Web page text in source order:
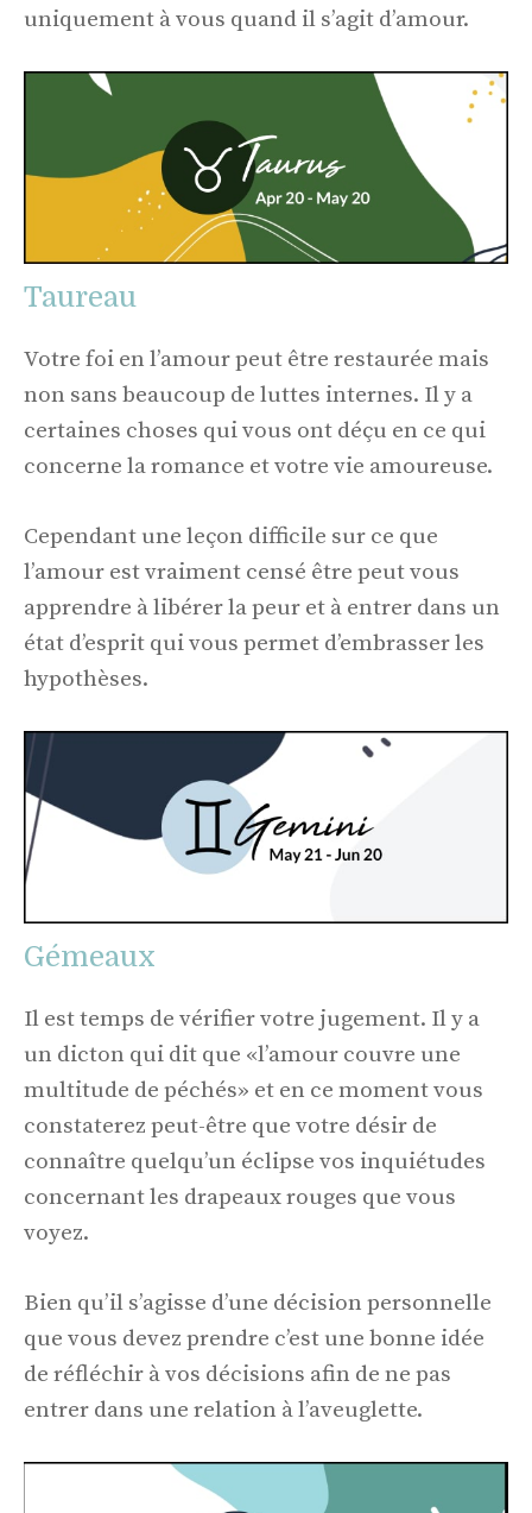
uniquement à vous quand il s’agit d’amour.
Taureau
Votre foi en l’amour peut être restaurée mais
non sans beaucoup de luttes internes. Il y a
certaines choses qui vous ont déçu en ce qui
concerne la romance et votre vie amoureuse.
Cependant une leçon difficile sur ce que
l’amour est vraiment censé être peut vous
apprendre à libérer la peur et à entrer dans un
état d’esprit qui vous permet d’embrasser les
hypothèses.
Gémeaux
Il est temps de vérifier votre jugement. Il y a
un dicton qui dit que «l’amour couvre une
multitude de péchés» et en ce moment vous
constaterez peut-être que votre désir de
connaître quelqu’un éclipse vos inquiétudes
concernant les drapeaux rouges que vous
voyez.
Bien qu’il s’agisse d’une décision personnelle
que vous devez prendre c’est une bonne idée
de réfléchir à vos décisions afin de ne pas
entrer dans une relation à l’aveuglette.